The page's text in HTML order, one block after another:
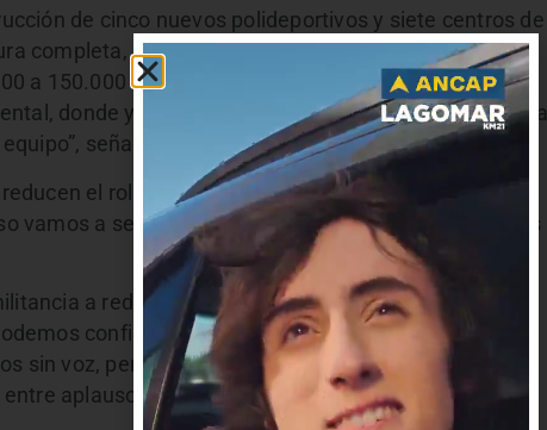
de cinco nuevos polideportivos y siete centros de
completa, así como la ampliación del programa de
a 150.000 unidades. “Queremos profundizar el
donde ya tenemos un 80% de aprobación gracias a
señaló.
el rol de la intendencia a funciones básicas:
vamos a seguir apostando a la cultura, a los derechos
a redoblar esfuerzos en los días previos a las
confiar. Esta elección no está ganada, pero la
sin voz, pero nunca sin piernas para caminar ni sin
aplausos.